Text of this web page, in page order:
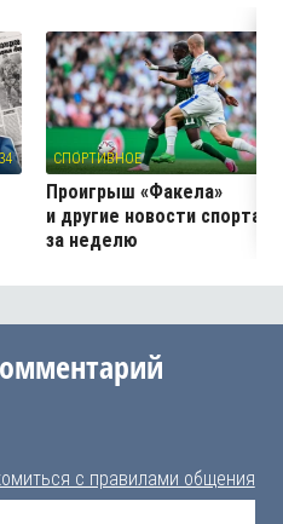
СПОРТИВНОЕ
Проигрыш «Факела»
и другие новости спорта
за неделю
с правилами общения